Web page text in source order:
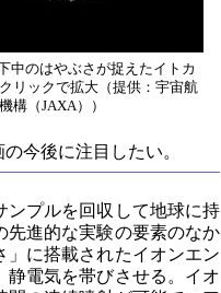
中のはやぶさが捉えたイトカ
リックで拡大（提供：宇宙航
構（JAXA））
今後に注目したい。
ンプルを回収して地球に持
先進的な実験の要素のなか
」に搭載されたイオンエン
静電気を帯びさせる。イオ